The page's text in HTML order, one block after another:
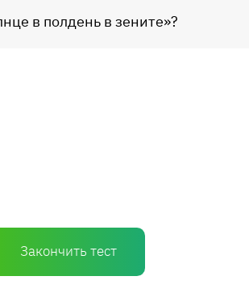
в полдень в зените»?
Закончить тест